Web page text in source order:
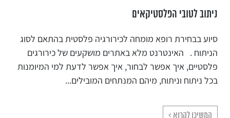
ניתוב לטובי הפלסטיקאים
סיוע בבחירת רופא מומחה לכירורגיה פלסטית בהתאם לסוג
הניתוח . האינטרנט מלא באתרים מושקעים של כירורגים
פלסטיים, איך אפשר לבחור, איך אפשר לדעת למי המיומנות
בכל ניתוח וניתוח, מיהם המנתחים המובילים...
המשיכו לקרוא >